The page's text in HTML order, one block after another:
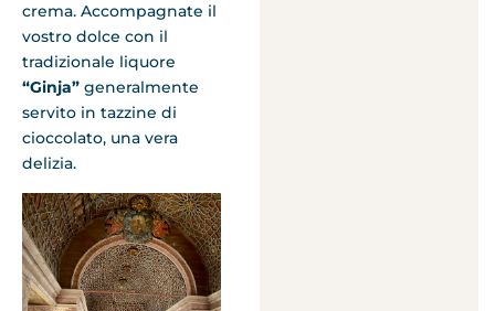
crema. Accompagnate il
vostro dolce con il
tradizionale liquore
“Ginja” generalmente
servito in tazzine di
cioccolato, una vera
delizia.